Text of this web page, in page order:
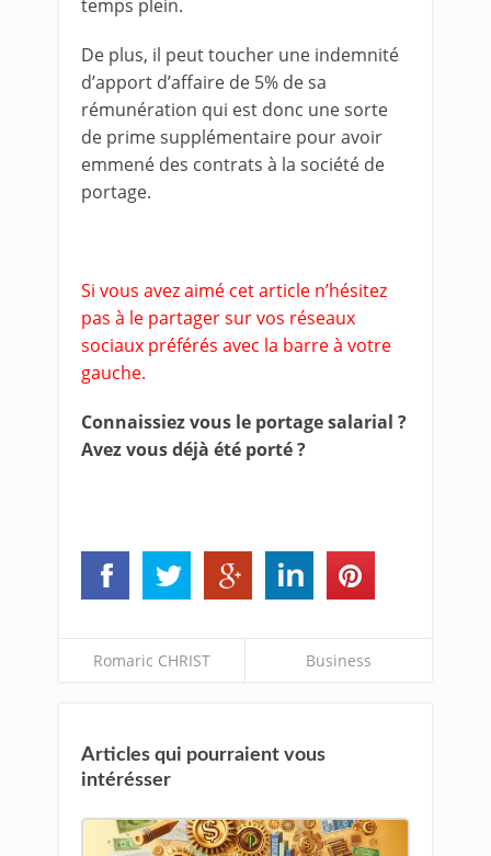
temps plein.
De plus, il peut toucher une indemnité
d’apport d’affaire de 5% de sa
rémunération qui est donc une sorte
de prime supplémentaire pour avoir
emmené des contrats à la société de
portage.
Si vous avez aimé cet article n’hésitez
pas à le partager sur vos réseaux
sociaux préférés avec la barre à votre
gauche.
Connaissiez vous le portage salarial ?
Avez vous déjà été porté ?
Romaric CHRIST Business
Articles qui pourraient vous
intérésser